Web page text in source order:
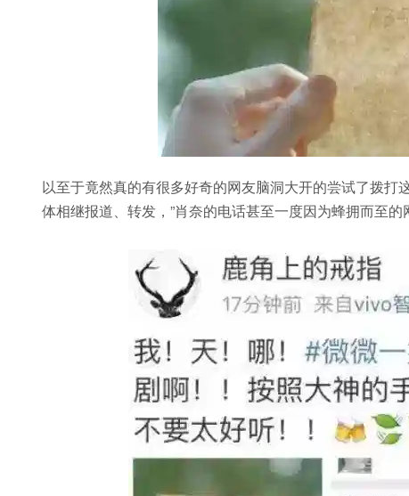
以至于竟然真的有很多好奇的网友脑洞大开的尝试了拨
体相继报道、转发，”肖奈的电话甚至一度因为蜂拥而至的